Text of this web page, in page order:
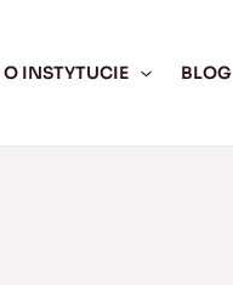
O INSTYTUCIE BLOG